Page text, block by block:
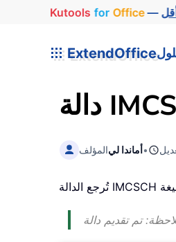
Kutools for Office
ExtendOffice
المؤلفأماندا لي•